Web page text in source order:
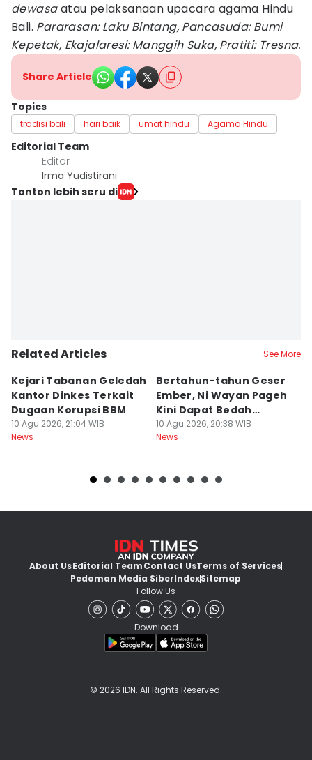
dewasaatau pelaksanaan upacara agama Hindu
Bali. Pararasan: Laku Bintang, Pancasuda: Bumi
Kepetak, Ekajalaresi: Manggih Suka, Pratiti: Tresna.
Share Article
Topics
tradisi bali hari baik umat hindu Agama Hindu
Editorial Team
Editor
Irma Yudistirani
Tonton lebih seru di
Related Articles See More
Kejari Tabanan Geledah
Kantor Dinkes Terkait
Dugaan Korupsi BBM
10 Agu 2026, 21:04 WIB
News
Bertahun-tahun Geser
Ember, Ni Wayan Pageh
Kini Dapat Bedah
Rumah
10 Agu 2026, 20:38 WIB
News
About UsEditorial TeamContact UsTerms of Services
Pedoman Media SiberIndexSitemap
Follow Us
Download
© 2026 IDN. All Rights Reserved.